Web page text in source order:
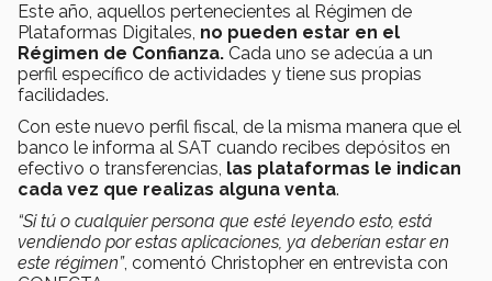
Este año, aquellos pertenecientes al Régimen de
Plataformas Digitales, no pueden estar en el
Régimen de Confianza. Cada uno se adecúa a un
perfil específico de actividades y tiene sus propias
facilidades.
Con este nuevo perfil fiscal, de la misma manera que el
banco le informa al SAT cuando recibes depósitos en
efectivo o transferencias, las plataformas le indican
cada vez que realizas alguna venta.
“Si tú o cualquier persona que esté leyendo esto, está
vendiendo por estas aplicaciones, ya deberían estar en
este régimen”, comentó Christopher en entrevista con